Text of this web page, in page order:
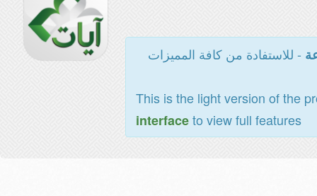
- للاستفادة من كافة المميزات
This is the light version of the
interfaceto view full features